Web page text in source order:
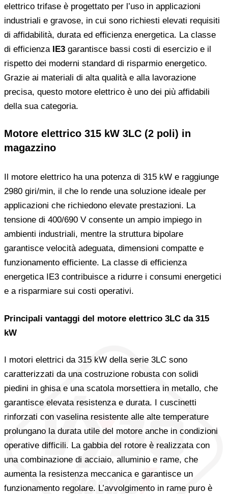
elettrico trifase è progettato per l’uso in applicazioni
industriali e gravose, in cui sono richiesti elevati requisiti
di affidabilità, durata ed efficienza energetica. La classe
di efficienza IE3 garantisce bassi costi di esercizio e il
rispetto dei moderni standard di risparmio energetico.
Grazie ai materiali di alta qualità e alla lavorazione
precisa, questo motore elettrico è uno dei più affidabili
della sua categoria.
Motore elettrico 315 kW 3LC (2 poli) in
magazzino
Il motore elettrico ha una potenza di 315 kW e raggiunge
2980 giri/min, il che lo rende una soluzione ideale per
applicazioni che richiedono elevate prestazioni. La
tensione di 400/690 V consente un ampio impiego in
ambienti industriali, mentre la struttura bipolare
garantisce velocità adeguata, dimensioni compatte e
funzionamento efficiente. La classe di efficienza
energetica IE3 contribuisce a ridurre i consumi energetici
e a risparmiare sui costi operativi.
Principali vantaggi del motore elettrico 3LC da 315
kW
I motori elettrici da 315 kW della serie 3LC sono
caratterizzati da una costruzione robusta con solidi
piedini in ghisa e una scatola morsettiera in metallo, che
garantisce elevata resistenza e durata. I cuscinetti
rinforzati con vaselina resistente alle alte temperature
prolungano la durata utile del motore anche in condizioni
operative difficili. La gabbia del rotore è realizzata con
una combinazione di acciaio, alluminio e rame, che
aumenta la resistenza meccanica e garantisce un
funzionamento regolare. L’avvolgimento in rame puro è